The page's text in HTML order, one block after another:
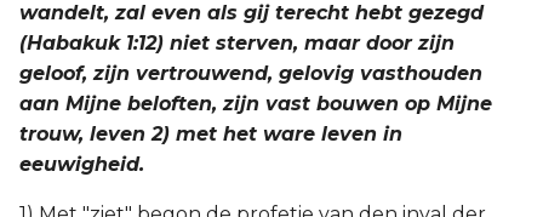
wandelt, zal even als gij terecht hebt gezegd
(Habakuk 1:12) niet sterven, maar door zijn
geloof, zijn vertrouwend, gelovig vasthouden
aan Mijne beloften, zijn vast bouwen op Mijne
trouw, leven 2) met het ware leven in
eeuwigheid.